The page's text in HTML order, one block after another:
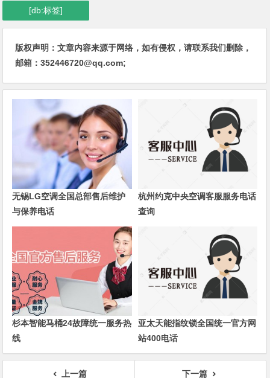
[db:标签]
版权声明：文章内容来源于网络，如有侵权，请联系我们删除，
邮箱：352446720@qq.com;
无锡LG空调全国总部售后维护
与保养电话
杭州约克中央空调客服服务电话
查询
杉本智能马桶24故障统一服务热
线
亚太天能指纹锁全国统一官方网
站400电话
上一篇
下一篇